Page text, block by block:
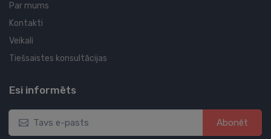
Par mums
Kontakti
Veikali
Tiešsaistes konsultācijas
Esi informēts
Abonēt